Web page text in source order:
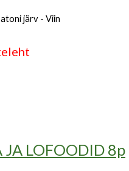
järv - Viin
JA LOFOODID 8p